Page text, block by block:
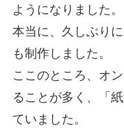
ようになりました。
本当に、久しぶり
も制作しました。
ここのところ、オ
ることが多く、「
ていました。